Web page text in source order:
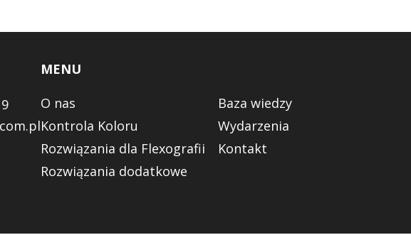
MENU
O nas
Kontrola Koloru
Rozwiązania dla Flexografii
Rozwiązania dodatkowe
Baza wiedzy
Wydarzenia
Kontakt